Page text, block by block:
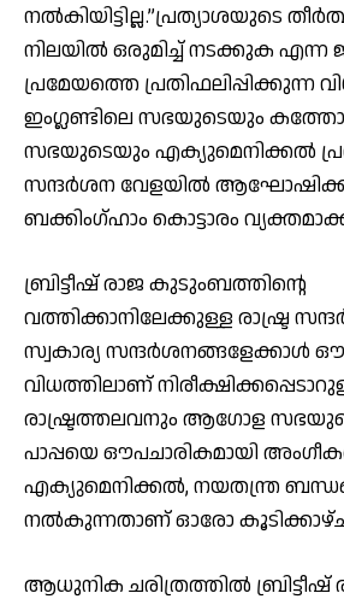
നല്‍കിയിട്ടില്ല.”പ്രത്യാശയുടെ
നിലയിൽ ഒരുമിച്ച് നടക്കുക
പ്രമേയത്തെ പ്രതിഫലിപ്പിക്കുന്ന
ഇംഗ്ലണ്ടിലെ സഭയുടെയും
സഭയുടെയും എക്യുമെനിക്കൽ
സന്ദർശന വേളയില്‍
ബക്കിംഗ്ഹാം കൊട്ടാരം
ബ്രിട്ടീഷ് രാജ കുടുംബത്തിന്റെ
വത്തിക്കാനിലേക്കുള്ള രാഷ്ട്ര
സ്വകാര്യ സന്ദർശനങ്ങളേക്കാൾ
വിധത്തിലാണ്
രാഷ്ട്രത്തലവനും ആഗോള
പാപ്പയെ ഔപചാരികമായി
എക്യുമെനിക്കൽ, നയതന്ത്ര
നൽകുന്നതാണ് ഓരോ
ആധുനിക ചരിത്രത്തിൽ ബ്രിട്ടീഷ്